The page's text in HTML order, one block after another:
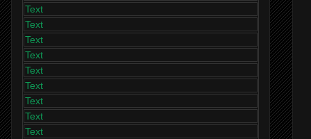
Text
Text
Text
Text
Text
Text
Text
Text
Text